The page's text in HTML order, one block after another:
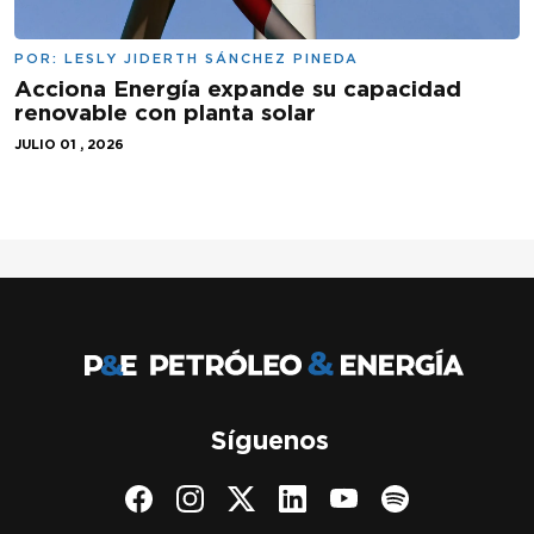
POR: LESLY JIDERTH SÁNCHEZ PINEDA
Acciona Energía expande su capacidad
renovable con planta solar
JULIO 01 , 2026
Síguenos